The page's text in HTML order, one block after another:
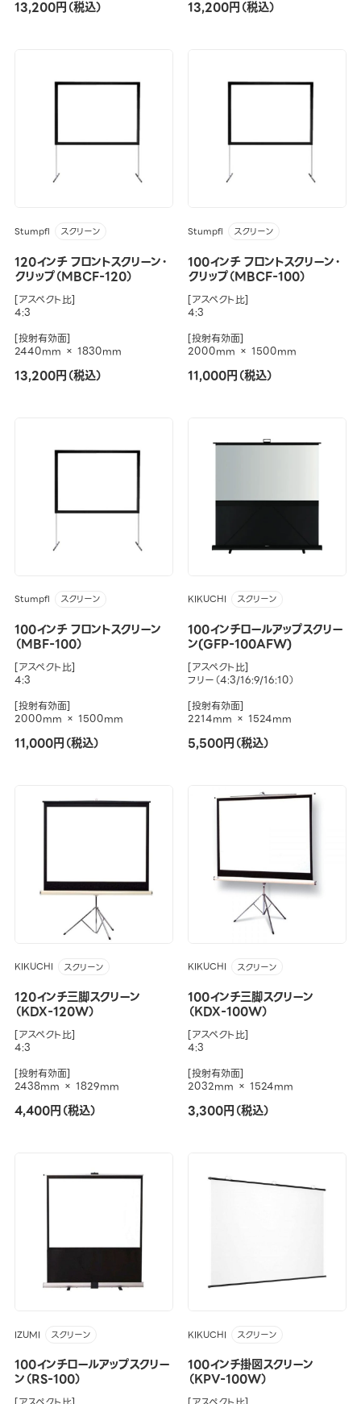
13,200円（税込） 13,200円（税込）
Stumpfl スクリーン
120インチ フロントスクリーン・
クリップ（MBCF-120）
[アスペクト比]
4:3
[投射有効面]
2440mm × 1830mm
13,200円（税込）
Stumpfl スクリーン
100インチ フロントスクリーン・
クリップ（MBCF-100）
[アスペクト比]
4:3
[投射有効面]
2000mm × 1500mm
11,000円（税込）
Stumpfl スクリーン
100インチ フロントスクリーン
（MBF-100）
[アスペクト比]
4:3
[投射有効面]
2000mm × 1500mm
11,000円（税込）
KIKUCHI スクリーン
100インチロールアップスクリー
ン(GFP-100AFW)
[アスペクト比]
フリー（4:3/16:9/16:10）
[投射有効面]
2214mm × 1524mm
5,500円（税込）
KIKUCHI スクリーン
120インチ三脚スクリーン
（KDX-120W）
[アスペクト比]
4:3
[投射有効面]
2438mm × 1829mm
4,400円（税込）
KIKUCHI スクリーン
100インチ三脚スクリーン
（KDX-100W）
[アスペクト比]
4:3
[投射有効面]
2032mm × 1524mm
3,300円（税込）
IZUMI スクリーン
100インチロールアップスクリー
ン（RS-100）
KIKUCHI スクリーン
100インチ掛図スクリーン
（KPV-100W）